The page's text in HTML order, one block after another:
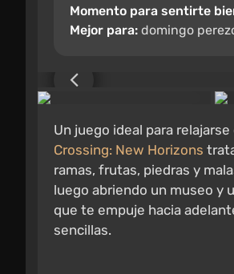
Momento para sentirte
Mejor para: domingo
Un juego ideal para
Crossing: New Horizons
ramas, frutas, piedras y
luego abriendo un museo y
que te empuje hacia
sencillas.